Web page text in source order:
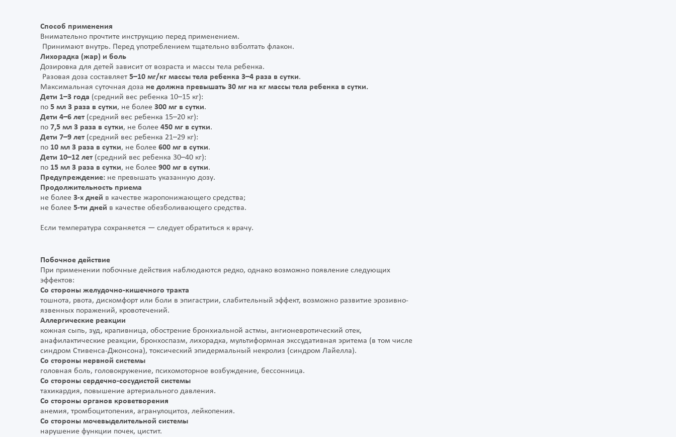
Способ применения
Внимательно прочтите инструкцию перед применением.
Принимают внутрь. Перед употреблением тщательно взболтать флакон.
Лихорадка (жар) и боль
Дозировка для детей зависит от возраста и массы тела ребенка.
Разовая доза составляет 5–10 мг/кг массы тела ребенка 3–4 раза в сутки.
Максимальная суточная доза не должна превышать 30 мг на кг массы тела ребенка в сутки.
Дети 1–3 года (средний вес ребенка 10–15 кг):
по 5 мл 3 раза в сутки, не более 300 мг в сутки.
Дети 4–6 лет (средний вес ребенка 15–20 кг):
по 7,5 мл 3 раза в сутки, не более 450 мг в сутки.
Дети 7–9 лет (средний вес ребенка 21–29 кг):
по 10 мл 3 раза в сутки, не более 600 мг в сутки.
Дети 10–12 лет (средний вес ребенка 30–40 кг):
по 15 мл 3 раза в сутки, не более 900 мг в сутки.
Предупреждение: не превышать указанную дозу.
Продолжительность приема
не более 3-х дней в качестве жаропонижающего средства;
не более 5-ти дней в качестве обезболивающего средства.
Если температура сохраняется — следует обратиться к врачу.
Побочное действие
При применении побочные действия наблюдаются редко, однако возможно появление следующих
эффектов:
Со стороны желудочно-кишечного тракта
тошнота, рвота, дискомфорт или боли в эпигастрии, слабительный эффект, возможно развитие эрозивно-
язвенных поражений, кровотечений.
Аллергические реакции
кожная сыпь, зуд, крапивница, обострение бронхиальной астмы, ангионевротический отек,
анафилактические реакции, бронхоспазм, лихорадка, мультиформная экссудативная эритема (в том числе
синдром Стивенса-Джонсона), токсический эпидермальный некролиз (синдром Лайелла).
Со стороны нервной системы
головная боль, головокружение, психомоторное возбуждение, бессонница.
Со стороны сердечно-сосудистой системы
тахикардия, повышение артериального давления.
Со стороны органов кроветворения
анемия, тромбоцитопения, агранулоцитоз, лейкопения.
Со стороны мочевыделительной системы
нарушение функции почек, цистит.